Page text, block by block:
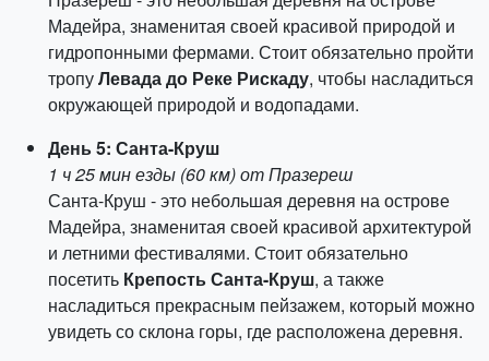
Мадейра, знаменитая своей красивой природой и
гидропонными фермами. Стоит обязательно пройти
тропуЛевада до Реке Рискаду, чтобы насладиться
окружающей природой и водопадами.
День 5: Санта-Круш
1 ч 25 мин езды (60 км) от Празереш
Санта-Круш - это небольшая деревня на острове
Мадейра, знаменитая своей красивой архитектурой
и летними фестивалями. Стоит обязательно
посетить Крепость Санта-Круш, а также
насладиться прекрасным пейзажем, который можно
увидеть со склона горы, где расположена деревня.